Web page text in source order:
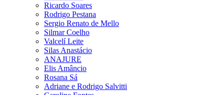
Ricardo Soares
Rodrigo Pestana
Sergio Renato de Mello
Silmar Coelho
Valcelí Leite
Silas Anastácio
ANAJURE
Elis Amâncio
Rosana Sá
Adriane e Rodrigo Salvitti